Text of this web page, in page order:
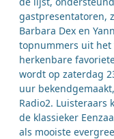
gastpresentatoren,
Barbara Dex en
topnummers uit het
herkenbare
wordt op zaterdag
uur
Radio2. Luisteraars
de klassieker
als mooiste